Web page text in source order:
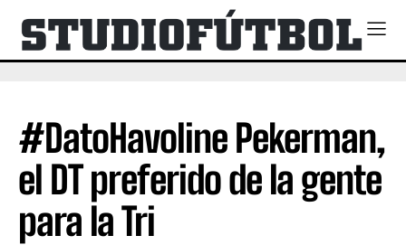
#DatoHavoline Pekerman,
el DT preferido de la gente
para la Tri